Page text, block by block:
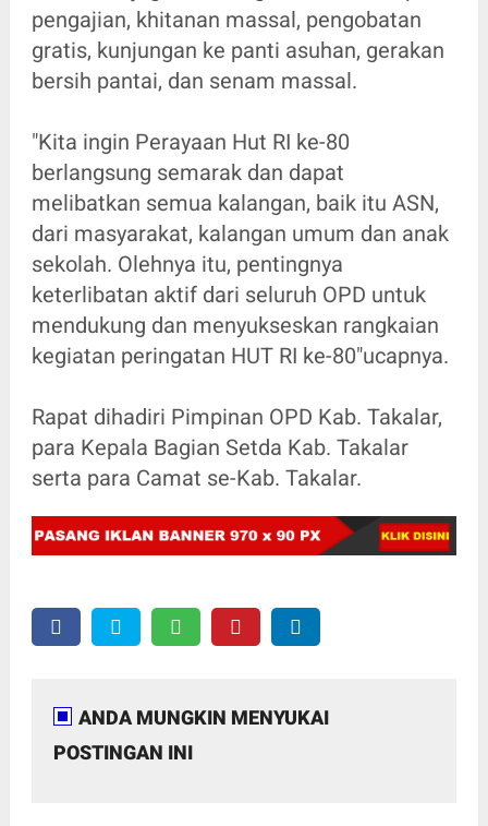
pengajian, khitanan massal, pengobatan
gratis, kunjungan ke panti asuhan, gerakan
bersih pantai, dan senam massal.
"Kita ingin Perayaan Hut RI ke-80
berlangsung semarak dan dapat
melibatkan semua kalangan, baik itu ASN,
dari masyarakat, kalangan umum dan anak
sekolah. Olehnya itu, pentingnya
keterlibatan aktif dari seluruh OPD untuk
mendukung dan menyukseskan rangkaian
kegiatan peringatan HUT RI ke-80"ucapnya.
Rapat dihadiri Pimpinan OPD Kab. Takalar,
para Kepala Bagian Setda Kab. Takalar
serta para Camat se-Kab. Takalar.
ANDA MUNGKIN MENYUKAI
POSTINGAN INI